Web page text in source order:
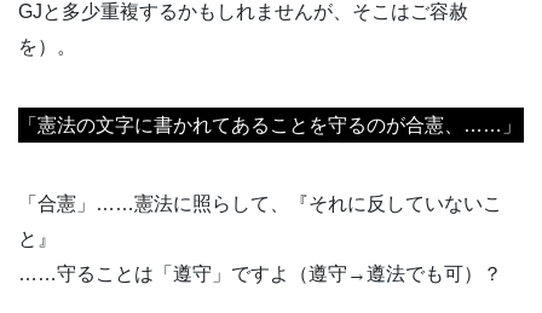
GJと多少重複するかもしれませんが、そこはご容赦
を）。
「憲法の文字に書かれてあることを守るのが合憲、……」
「合憲」……憲法に照らして、『それに反していないこ
と』
……守ることは「遵守」ですよ（遵守→遵法でも可）？